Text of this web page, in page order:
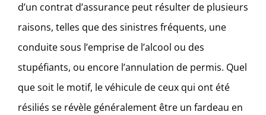
d’un contrat d’assurance peut résulter de plusieurs
raisons, telles que des sinistres fréquents, une
conduite sous l’emprise de l’alcool ou des
stupéfiants, ou encore l’annulation de permis. Quel
que soit le motif, le véhicule de ceux qui ont été
résiliés se révèle généralement être un fardeau en